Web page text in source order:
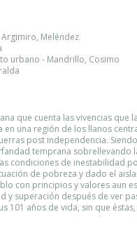
Meléndez
urbano - Mandrillo, Cosimo
que cuenta las vivencias que
una región de los llanos
post independencia.
temprana sobrellevando
condiciones de inestabilidad
de pobreza y dado el
con principios y valores aun
y superación después de ver
101 años de vida, sin que